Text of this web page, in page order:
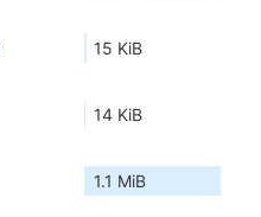
15 KiB
14 KiB
1.1 MiB